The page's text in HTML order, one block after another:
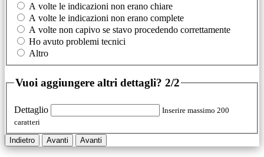
A volte le indicazioni non erano chiare
A volte le indicazioni non erano complete
A volte non capivo se stavo procedendo correttamente
Ho avuto problemi tecnici
Altro
Vuoi aggiungere altri dettagli? 2/2
Dettaglio
Inserire massimo 200
caratteri
Indietro Avanti Avanti